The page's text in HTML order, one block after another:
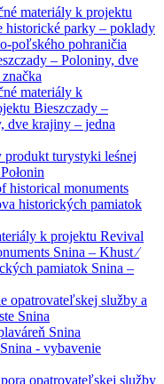
materiály k projektu
historické parky – poklady
poľského pohraničia
– Poloniny, dve
materiály k
Bieszczady –
dve krajiny – jedna
produkt turystyki leśnej
historical monuments
historických pamiatok
k projektu Revival
Snina – Khust ⁄
pamiatok Snina –
opatrovateľskej služby a
Snina
Snina
- vybavenie
opatrovateľskej služby